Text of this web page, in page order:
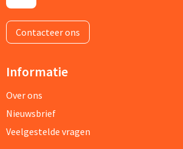
Contacteer ons
Informatie
Over ons
Nieuwsbrief
Veelgestelde vragen